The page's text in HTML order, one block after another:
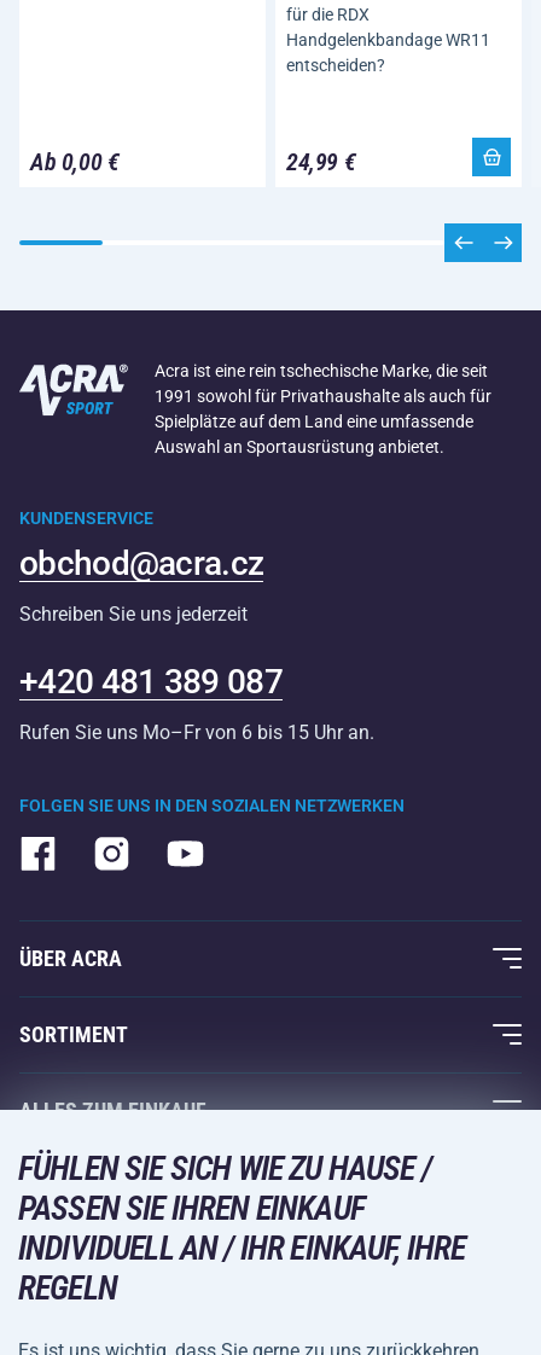
Ab 0,00 €
für die RDX
Handgelenkbandage WR11
entscheiden?
24,99 €
Acra ist eine rein tschechische Marke, die seit
1991 sowohl für Privathaushalte als auch für
Spielplätze auf dem Land eine umfassende
Auswahl an Sportausrüstung anbietet.
FOLGEN SIE UNS IN DEN SOZIALEN NETZWERKEN
KUNDENSERVICE
obchod@acra.cz
Schreiben Sie uns jederzeit
+420 481 389 087
Rufen Sie uns Mo–Fr von 6 bis 15 Uhr an.
ÜBER ACRA
Über uns
Acra-Garantie
Kontakte
Großhandel
Einkaufsratgeber
SORTIMENT
Fitness und Krafttraining
Racketsportarten
Wintersport
Freizeit und Unterhaltung
Camping und Wandern
ALLES ZUM EINKAUF
Acra-Garantie
Rückgabe und Reklamationen
VERSANDARTEN
FÜHLEN SIE SICH WIE ZU HAUSE /
PASSEN SIE IHREN EINKAUF
INDIVIDUELL AN / IHR EINKAUF, IHRE
REGELN